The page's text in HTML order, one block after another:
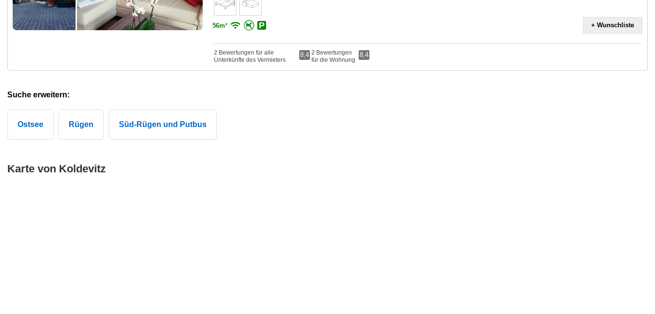
56m² + Wunschliste
2 Bewertungen für alle
Unterkünfte des Vermieters
8,4 2 Bewertungen
für die Wohnung
8,4
Suche erweitern:
Ostsee Rügen Süd-Rügen und Putbus
Karte von Koldevitz